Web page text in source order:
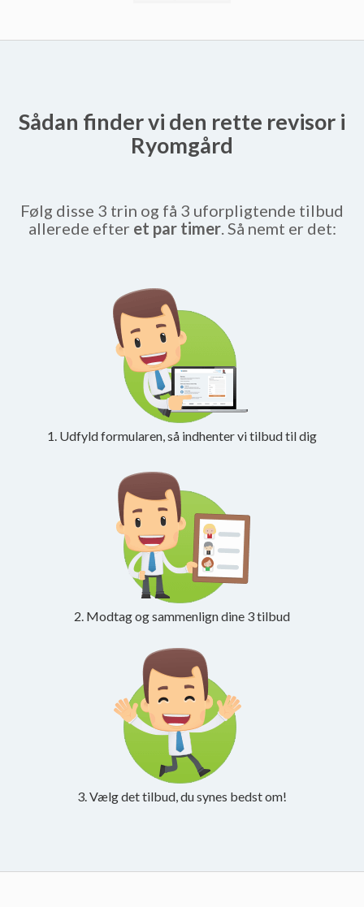
Sådan finder vi den rette revisor i
Ryomgård
Følg disse 3 trin og få 3 uforpligtende tilbud
allerede efter et par timer. Så nemt er det:
1. Udfyld formularen, så indhenter vi tilbud til dig
2. Modtag og sammenlign dine 3 tilbud
3. Vælg det tilbud, du synes bedst om!